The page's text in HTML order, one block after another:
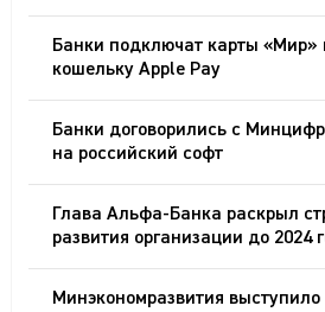
Банки подключат карты «Мир»
кошельку Apple Pay
Банки договорились с
на российский софт
Глава Альфа-Банка раскрыл
развития организации до 2024
Минэкономразвития выступило